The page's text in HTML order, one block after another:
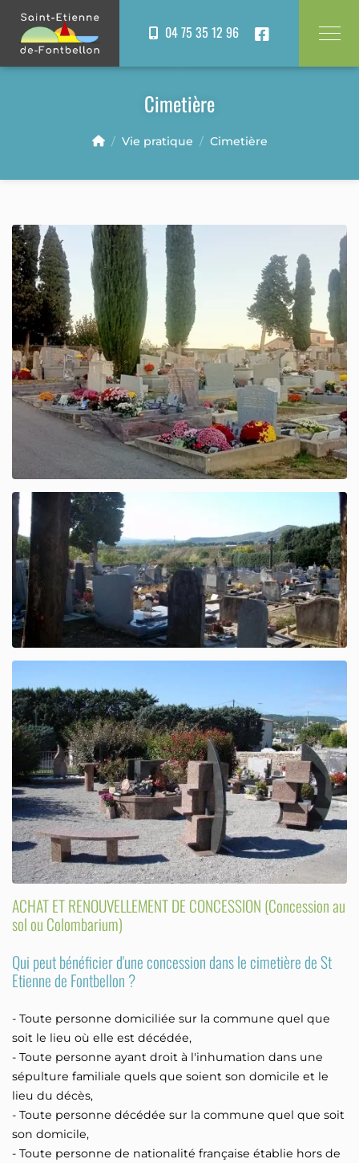
04 75 35 12 96
Cimetière
Vie pratique Cimetière
ACHAT ET RENOUVELLEMENT DE CONCESSION (Concession au
sol ou Colombarium)
Qui peut bénéficier d'une concession dans le cimetière de St
Etienne de Fontbellon ?
- Toute personne domiciliée sur la commune quel que
soit le lieu où elle est décédée,
- Toute personne ayant droit à l'inhumation dans une
sépulture familiale quels que soient son domicile et le
lieu du décès,
- Toute personne décédée sur la commune quel que soit
son domicile,
- Toute personne de nationalité française établie hors de
Panneau de gestion des cookies